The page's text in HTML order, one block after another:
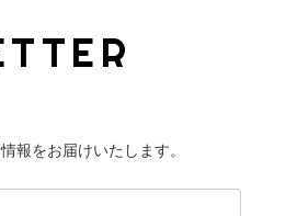
報をお届けいたします。